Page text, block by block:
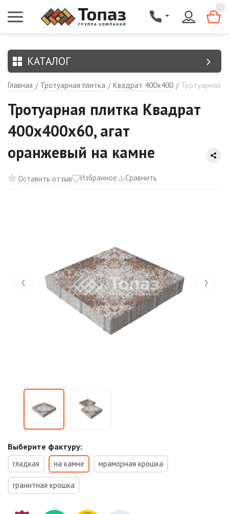
0
КАТАЛОГ
Главная / Тротуарная плитка / Квадрат 400х400 / Тротуарная
Тротуарная плитка Квадрат
400х400х60, агат
оранжевый на камне
Оставить отзыв Избранное Сравнить
‹ ›
Выберите фактуру:
гладкая на камне мраморная крошка
гранитная крошка